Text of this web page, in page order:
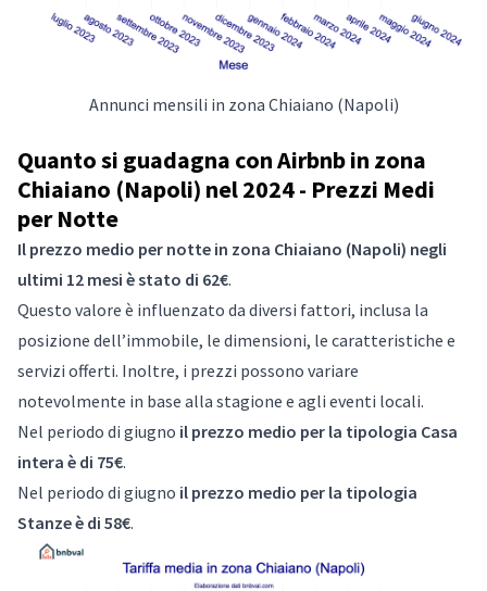
Annunci mensili in zona Chiaiano (Napoli)
Quanto si guadagna con Airbnb in zona
Chiaiano (Napoli) nel 2024 - Prezzi Medi
per Notte
Il prezzo medio per notte in zona Chiaiano (Napoli) negli
ultimi 12 mesi è stato di 62€.
Questo valore è influenzato da diversi fattori, inclusa la
posizione dell’immobile, le dimensioni, le caratteristiche e
servizi offerti. Inoltre, i prezzi possono variare
notevolmente in base alla stagione e agli eventi locali.
Nel periodo di giugno il prezzo medio per la tipologia Casa
intera è di 75€.
Nel periodo di giugno il prezzo medio per la tipologia
Stanze è di 58€.